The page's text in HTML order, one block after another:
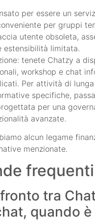
per essere un
per gruppi
utente obsoleta,
estensibilità limitata.
tenete Chatzy a
workshop e chat
Per attività di
specifiche,
per una
avanzate.
alcun legame
menzionate.
frequenti
tra
quando è